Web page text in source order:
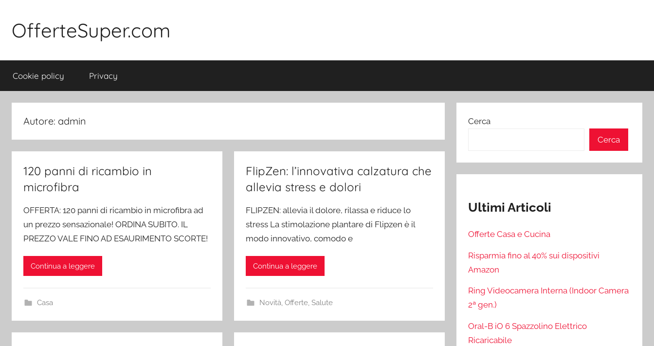
contenuto
OfferteSuper.com
Cookie policy Privacy
Autore: admin
120 panni di ricambio in
microfibra
OFFERTA: 120 panni di ricambio in microfibra ad
un prezzo sensazionale! ORDINA SUBITO. IL
PREZZO VALE FINO AD ESAURIMENTO SCORTE!
Continua a leggere
Casa
FlipZen: l’innovativa calzatura che
allevia stress e dolori
FLIPZEN: allevia il dolore, rilassa e riduce lo
stress La stimolazione plantare di Flipzen è il
modo innovativo, comodo e
Continua a leggere
Novità, Offerte, Salute
Cerca
Cerca
Ultimi Articoli
Offerte Casa e Cucina
Risparmia fino al 40% sui dispositivi
Amazon
Ring Videocamera Interna (Indoor Camera
2ª gen.)
Oral-B iO 6 Spazzolino Elettrico
Ricaricabile